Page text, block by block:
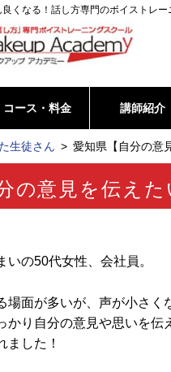
くなる！話し方専門のボイストレー
コース・料金 講師紹介
生徒さん 愛知県【自分の意
の意見を伝え
の50代女性、会社員。
場面が多いが、声が小さく
かり自分の意見や思いを伝
ました！